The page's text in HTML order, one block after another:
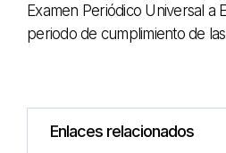
Examen Periódico Universal a
periodo de cumplimiento de
Enlaces relacionados